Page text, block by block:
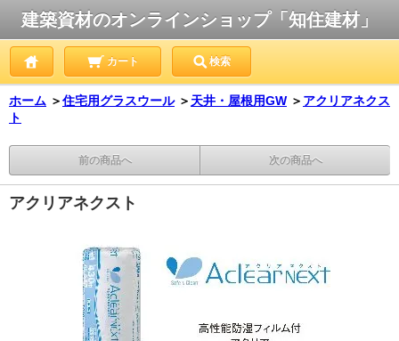
建築資材のオンラインショップ「知住建材」
カート 検索
ホーム ＞住宅用グラスウール ＞ 天井・屋根用GW ＞ アクリアネクス
ト
前の商品へ 次の商品へ
アクリアネクスト